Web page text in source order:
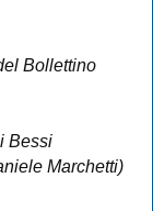
Bollettino
Bessi
Marchetti)